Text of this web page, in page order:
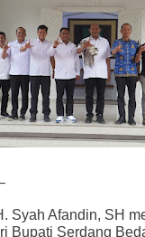
Syah Afandin, SH
Bupati Serdang